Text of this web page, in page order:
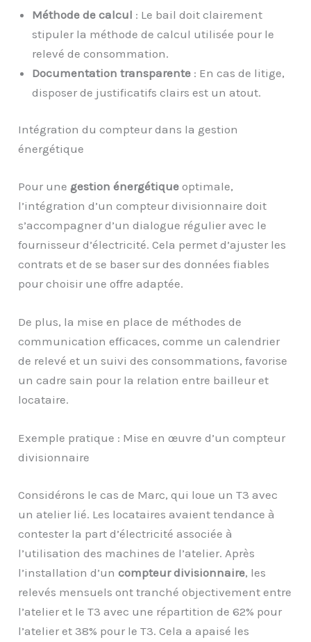
Méthode de calcul : Le bail doit clairement
stipuler la méthode de calcul utilisée pour le
relevé de consommation.
Documentation transparente : En cas de litige,
disposer de justificatifs clairs est un atout.
Intégration du compteur dans la gestion
énergétique
Pour une gestion énergétique optimale,
l’intégration d’un compteur divisionnaire doit
s’accompagner d’un dialogue régulier avec le
fournisseur d’électricité. Cela permet d’ajuster les
contrats et de se baser sur des données fiables
pour choisir une offre adaptée.
De plus, la mise en place de méthodes de
communication efficaces, comme un calendrier
de relevé et un suivi des consommations, favorise
un cadre sain pour la relation entre bailleur et
locataire.
Exemple pratique : Mise en œuvre d’un compteur
divisionnaire
Considérons le cas de Marc, qui loue un T3 avec
un atelier lié. Les locataires avaient tendance à
contester la part d’électricité associée à
l’utilisation des machines de l’atelier. Après
l’installation d’uncompteur divisionnaire, les
relevés mensuels ont tranché objectivement entre
l’atelier et le T3 avec une répartition de 62% pour
l’atelier et 38% pour le T3. Cela a apaisé les